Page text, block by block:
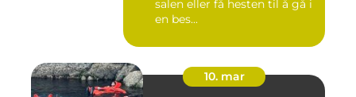
salen eller få hesten til å gå i
en bes...
10. mar